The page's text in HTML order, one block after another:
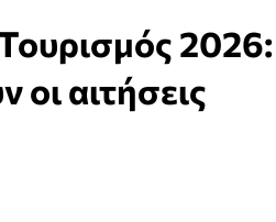
2026:
οι αιτήσεις